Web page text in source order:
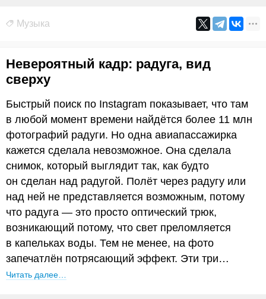
Музыка
Невероятный кадр: радуга, вид
сверху
Быстрый поиск по Instagram показывает, что там
в любой момент времени найдётся более 11 млн
фотографий радуги. Но одна авиапассажирка
кажется сделала невозможное. Она сделала
снимок, который выглядит так, как будто
он сделан над радугой. Полёт через радугу или
над ней не представляется возможным, потому
что радуга — это просто оптический трюк,
возникающий потому, что свет преломляется
в капельках воды. Тем не менее, на фото
запечатлён потрясающий эффект. Эти три…
Читать далее…